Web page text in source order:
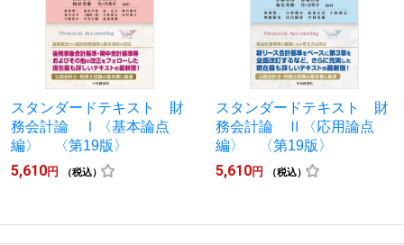
スタンダードテキスト 財
務会計論 Ⅰ〈基本論点
編〉 〈第19版〉
5,610円 （税込）
スタンダードテキスト 財
務会計論 Ⅱ〈応用論点
編〉 〈第19版〉
5,610円 （税込）